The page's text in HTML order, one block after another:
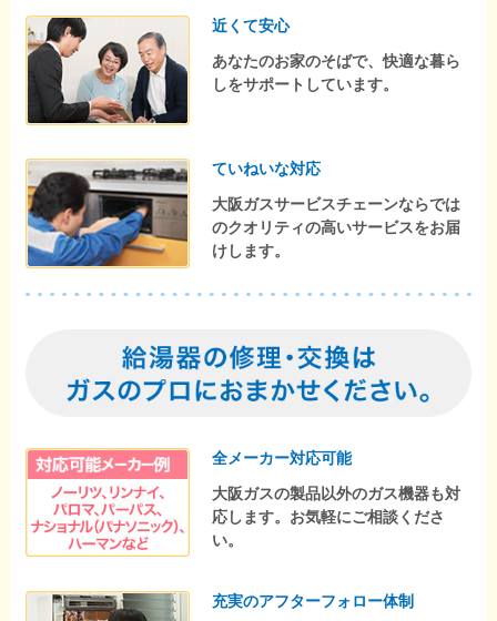
近くて安心
あなたのお家のそばで、快適な暮ら
しをサポートしています。
ていねいな対応
大阪ガスサービスチェーンならでは
のクオリティの高いサービスをお届
けします。
全メーカー対応可能
大阪ガスの製品以外のガス機器も対
応します。お気軽にご相談くださ
い。
充実のアフターフォロー体制